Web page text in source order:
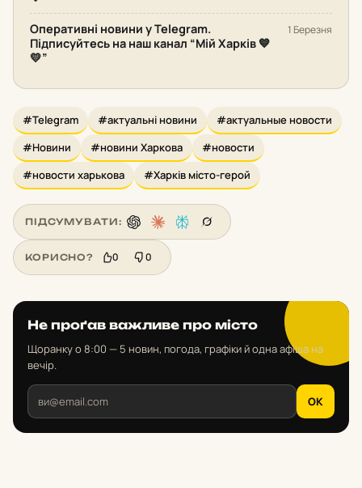
Оперативні новини у Telegram.
Підписуйтесь на наш канал “Мій Харків 💙
💛”
1 Березня
#Telegram #актуальні новини
#актуальные новости
#Новини
#новини Харкова
#новости
#новости харькова
#Харків місто-герой
ПІДСУМУВАТИ:
КОРИСНО? 0 0
Не проґав важливе про місто
Щоранку о 8:00 — 5 новин, погода, графіки й одна афіша на
вечір.
OK